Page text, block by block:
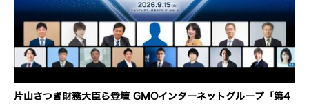
片山さつき財務大臣ら登壇 GMOインターネットグループ「第4